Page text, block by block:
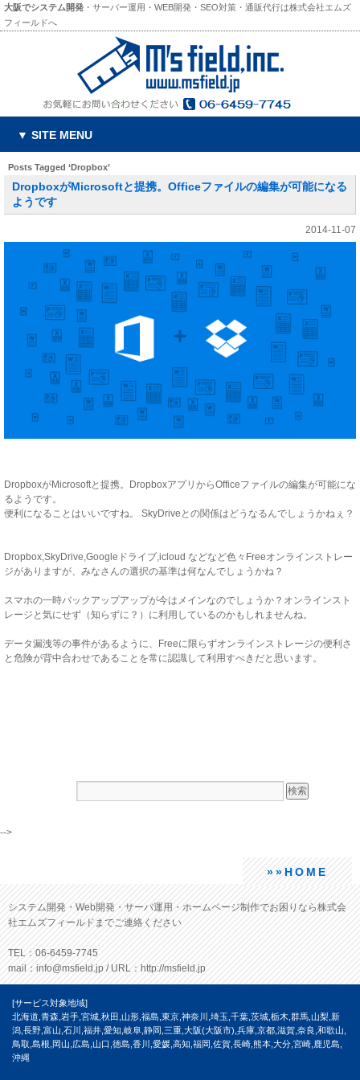
大阪でシステム開発 ・サーバー運用・WEB開発・SEO対策・通販代行は株式会社エムズ
フィールドへ
▼ SITE MENU
Posts Tagged ‘Dropbox’
DropboxがMicrosoftと提携。Officeファイルの編集が可能になる
ようです
2014-11-07
DropboxがMicrosoftと提携。DropboxアプリからOfficeファイルの編集が可能にな
るようです。
便利になることはいいですね。 SkyDriveとの関係はどうなるんでしょうかねぇ？
Dropbox,SkyDrive,Googleドライブ,icloud などなど色々Freeオンラインストレー
ジがありますが、みなさんの選択の基準は何なんでしょうかね？
スマホの一時バックアップアップが今はメインなのでしょうか？オンラインスト
レージと気にせず（知らずに？）に利用しているのかもしれませんね。
データ漏洩等の事件があるように、Freeに限らずオンラインストレージの便利さ
と危険が背中合わせであることを常に認識して利用すべきだと思います。
-->
»»HOME
システム開発・Web開発・サーバ運用・ホームページ制作でお困りなら株式会
社エムズフィールドまでご連絡ください
TEL：06-6459-7745
mail：info@msfield.jp / URL：http://msfield.jp
[サービス対象地域]
北海道,青森,岩手,宮城,秋田,山形,福島,東京,神奈川,埼玉,千葉,茨城,栃木,群馬,山梨,新
潟,長野,富山,石川,福井,愛知,岐阜,静岡,三重,大阪(大阪市),兵庫,京都,滋賀,奈良,和歌山,
鳥取,島根,岡山,広島,山口,徳島,香川,愛媛,高知,福岡,佐賀,長崎,熊本,大分,宮崎,鹿児島,
沖縄